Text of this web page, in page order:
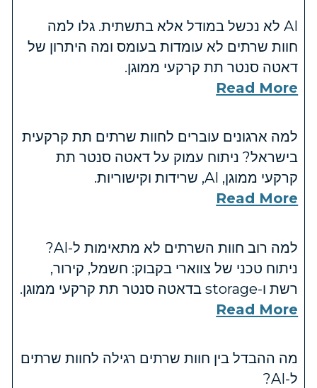
AI לא נכשל במודל אלא בתשתית. גלו למה
חוות שרתים לא עומדות בעומס ומה היתרון של
דאטה סנטר תת קרקעי ממוגן.
Read More
למה ארגונים עוברים לחוות שרתים תת קרקעית
בישראל? ניתוח עמוק על דאטה סנטר תת
קרקעי ממוגן, AI, שרידות וקישוריות.
Read More
למה רוב חוות השרתים לא מתאימות ל-AI?
ניתוח טכני של צווארי בקבוק: חשמל, קירור,
רשת ו-storage בדאטה סנטר תת קרקעי ממוגן.
Read More
מה ההבדל בין חוות שרתים רגילה לחוות שרתים
ל-AI?